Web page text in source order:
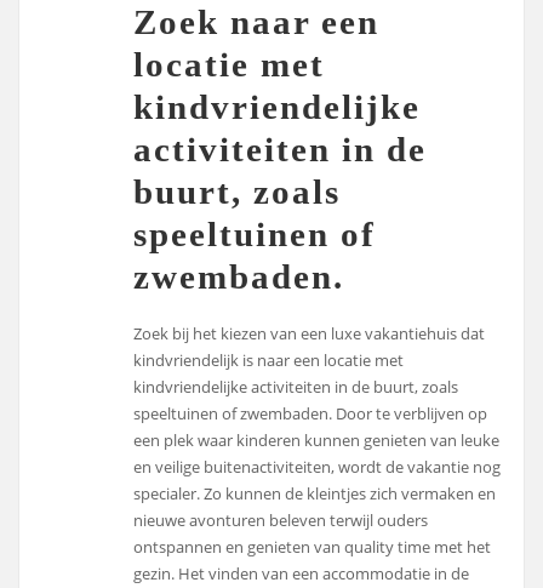
Zoek naar een
locatie met
kindvriendelijke
activiteiten in de
buurt, zoals
speeltuinen of
zwembaden.
Zoek bij het kiezen van een luxe vakantiehuis dat
kindvriendelijk is naar een locatie met
kindvriendelijke activiteiten in de buurt, zoals
speeltuinen of zwembaden. Door te verblijven op
een plek waar kinderen kunnen genieten van leuke
en veilige buitenactiviteiten, wordt de vakantie nog
specialer. Zo kunnen de kleintjes zich vermaken en
nieuwe avonturen beleven terwijl ouders
ontspannen en genieten van quality time met het
gezin. Het vinden van een accommodatie in de